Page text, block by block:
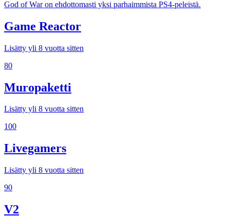
God of War on ehdottomasti yksi parhaimmista PS4-peleistä.
Game Reactor
Lisätty yli 8 vuotta sitten
80
Muropaketti
Lisätty yli 8 vuotta sitten
100
Livegamers
Lisätty yli 8 vuotta sitten
90
V2